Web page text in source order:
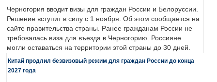
Черногория вводит визы для граждан России и Белоруссии.
Решение вступит в силу с 1 ноября. Об этом сообщается на
сайте правительства страны. Ранее гражданам России не
требовалась виза для въезда в Черногорию. Россияне
могли оставаться на территории этой страны до 30 дней.
Китай продлил безвизовый режим для граждан России до конца
2027 года